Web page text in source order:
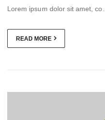
Lorem ipsum dolor sit amet, co...
READ MORE